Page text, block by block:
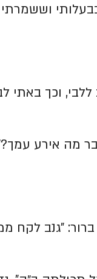
וכך באתי
מה אירע
"גנב לקח